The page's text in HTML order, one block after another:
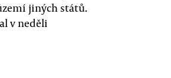
jiných států.
v neděli